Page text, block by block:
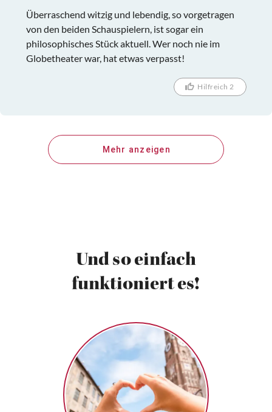
Überraschend witzig und lebendig, so vorgetragen
von den beiden Schauspielern, ist sogar ein
philosophisches Stück aktuell. Wer noch nie im
Globetheater war, hat etwas verpasst!
Hilfreich 2
Mehr anzeigen
Und so einfach
funktioniert es!